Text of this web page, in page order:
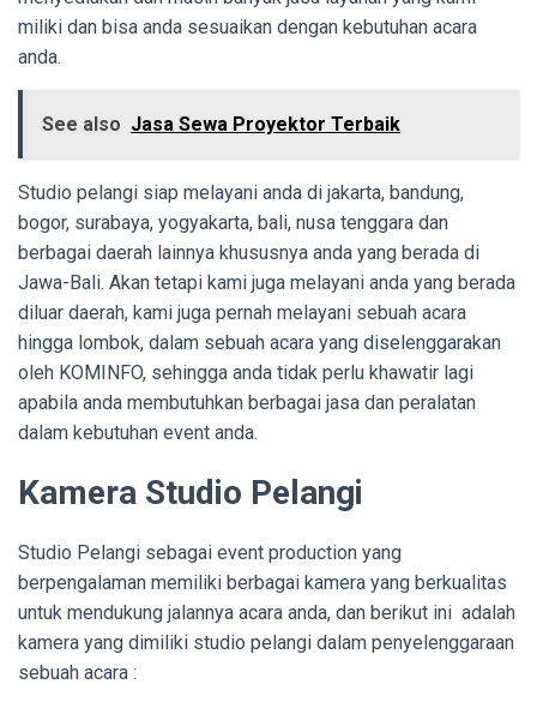
miliki dan bisa anda sesuaikan dengan kebutuhan acara
anda.
See also Jasa Sewa Proyektor Terbaik
Studio pelangi siap melayani anda di jakarta, bandung,
bogor, surabaya, yogyakarta, bali, nusa tenggara dan
berbagai daerah lainnya khususnya anda yang berada di
Jawa-Bali. Akan tetapi kami juga melayani anda yang berada
diluar daerah, kami juga pernah melayani sebuah acara
hingga lombok, dalam sebuah acara yang diselenggarakan
oleh KOMINFO, sehingga anda tidak perlu khawatir lagi
apabila anda membutuhkan berbagai jasa dan peralatan
dalam kebutuhan event anda.
Kamera Studio Pelangi
Studio Pelangi sebagai event production yang
berpengalaman memiliki berbagai kamera yang berkualitas
untuk mendukung jalannya acara anda, dan berikut ini adalah
kamera yang dimiliki studio pelangi dalam penyelenggaraan
sebuah acara :